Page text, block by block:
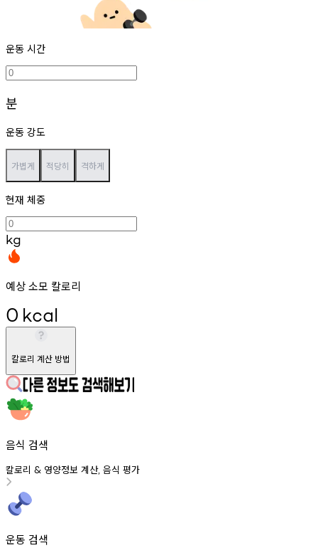
운동 시간
분
운동 강도
가볍게 적당히 격하게
현재 체중
kg
예상 소모 칼로리
0 kcal
칼로리 계산 방법
음식 검색
칼로리 & 영양정보 계산, 음식 평가
운동 검색